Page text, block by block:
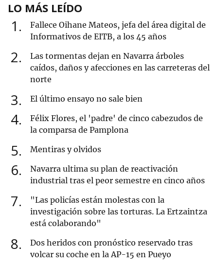
LO MÁS LEÍDO
1
Fallece Oihane Mateos, jefa del área digital de
Informativos de EITB, a los 45 años
2
Las tormentas dejan en Navarra árboles
caídos, daños y afecciones en las carreteras del
norte
3 El último ensayo no sale bien
4
Félix Flores, el 'padre' de cinco cabezudos de
la comparsa de Pamplona
5 Mentiras y olvidos
6
Navarra ultima su plan de reactivación
industrial tras el peor semestre en cinco años
7
"Las policías están molestas con la
investigación sobre las torturas. La Ertzaintza
está colaborando"
8
Dos heridos con pronóstico reservado tras
volcar su coche en la AP-15 en Pueyo